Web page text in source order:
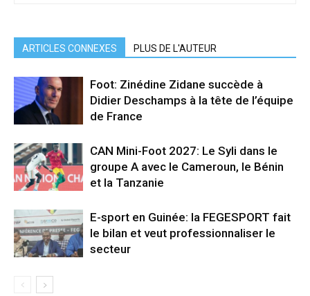
ARTICLES CONNEXES PLUS DE L'AUTEUR
Foot: Zinédine Zidane succède à
Didier Deschamps à la tête de l’équipe
de France
CAN Mini-Foot 2027: Le Syli dans le
groupe A avec le Cameroun, le Bénin
et la Tanzanie
E-sport en Guinée: la FEGESPORT fait
le bilan et veut professionnaliser le
secteur